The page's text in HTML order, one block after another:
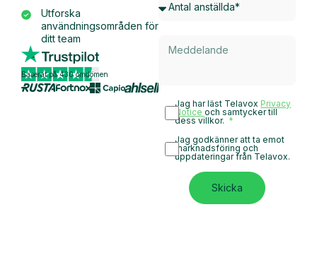
Utforska
användningsområden för
ditt team
Baserat på 430 omdömen
Jag har läst Telavox Privacy
Noticeoch samtycker till
dess villkor.
Jag godkänner att ta emot
marknadsföring och
uppdateringar från Telavox.
Skicka